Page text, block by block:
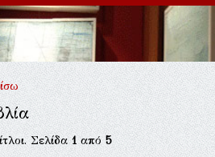
Σελίδα1από5